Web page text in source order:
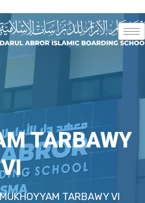
TARBAWY
VI
MUKHOYYAM TARBAWY VI